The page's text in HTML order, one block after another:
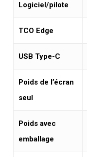
Logiciel/pilote
TCO Edge
USB Type-C
Poids de l’écran
seul
Poids avec
emballage